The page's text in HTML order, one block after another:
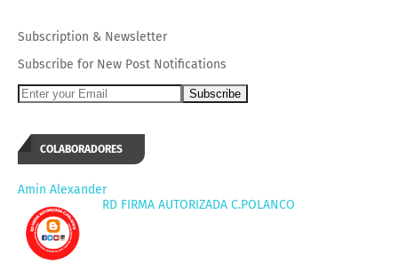
Subscription & Newsletter
Subscribe for New Post Notifications
COLABORADORES
Amin Alexander
RD FIRMA AUTORIZADA C.POLANCO